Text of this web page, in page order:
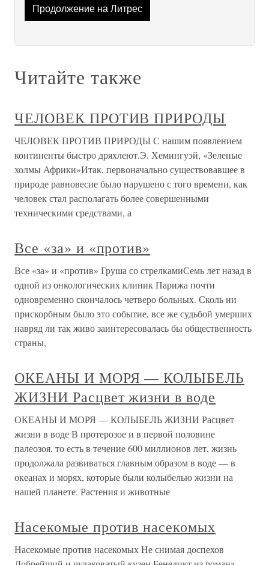
Продолжение на Литрес
Читайте также
ЧЕЛОВЕК ПРОТИВ ПРИРОДЫ
ЧЕЛОВЕК ПРОТИВ ПРИРОДЫ С нашим появлением
континенты быстро дряхлеют.Э. Хемингуэй, «Зеленые
холмы Африки»Итак, первоначально существовавшее в
природе равновесие было нарушено с того времени, как
человек стал располагать более совершенными
техническими средствами, а
Все «за» и «против»
Все «за» и «против» Груша со стрелкамиСемь лет назад в
одной из онкологических клиник Парижа почти
одновременно скончалось четверо больных. Сколь ни
прискорбным было это событие, все же судьбой умерших
навряд ли так живо заинтересовалась бы общественность
страны,
ОКЕАНЫ И МОРЯ — КОЛЫБЕЛЬ
ЖИЗНИ Расцвет жизни в воде
ОКЕАНЫ И МОРЯ — КОЛЫБЕЛЬ ЖИЗНИ Расцвет
жизни в воде В протерозое и в первой половине
палеозоя, то есть в течение 600 миллионов лет, жизнь
продолжала развиваться главным образом в воде — в
океанах и морях, которые были колыбелью жизни на
нашей планете. Растения и животные
Насекомые против насекомых
Насекомые против насекомых Не снимая доспехов